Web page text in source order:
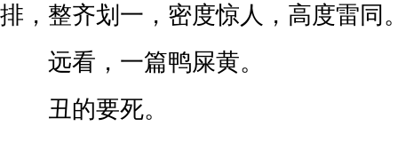
排，整齐划一，密度惊人，高度雷同
远看，一篇鸭屎黄。
丑的要死。